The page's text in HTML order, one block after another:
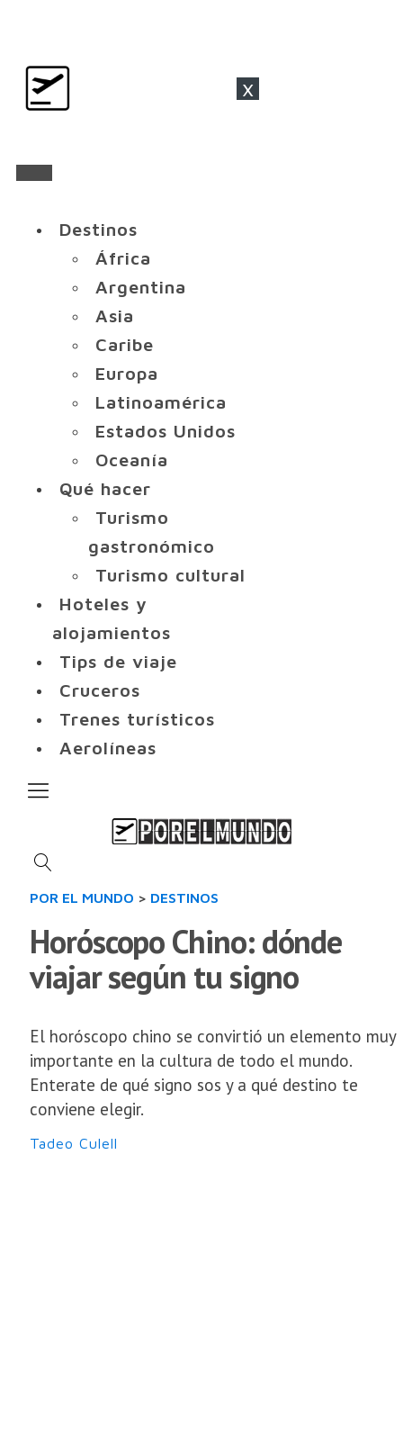
x
Destinos
África
Argentina
Asia
Caribe
Europa
Latinoamérica
Estados Unidos
Oceanía
Qué hacer
Turismo
gastronómico
Turismo cultural
Hoteles y
alojamientos
Tips de viaje
Cruceros
Trenes turísticos
Aerolíneas
POR EL MUNDO > DESTINOS
Horóscopo Chino: dónde
viajar según tu signo
El horóscopo chino se convirtió un elemento muy
importante en la cultura de todo el mundo.
Enterate de qué signo sos y a qué destino te
conviene elegir.
Tadeo Culell